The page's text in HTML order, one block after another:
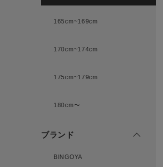
165cm~169cm
170cm~174cm
175cm~179cm
180cm〜
ブランド
BINGOYA